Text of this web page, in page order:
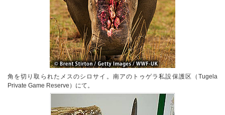
角を切り取られたメスのシロサイ。南アのトゥゲラ私設保護区（Tugela
Private Game Reserve）にて。